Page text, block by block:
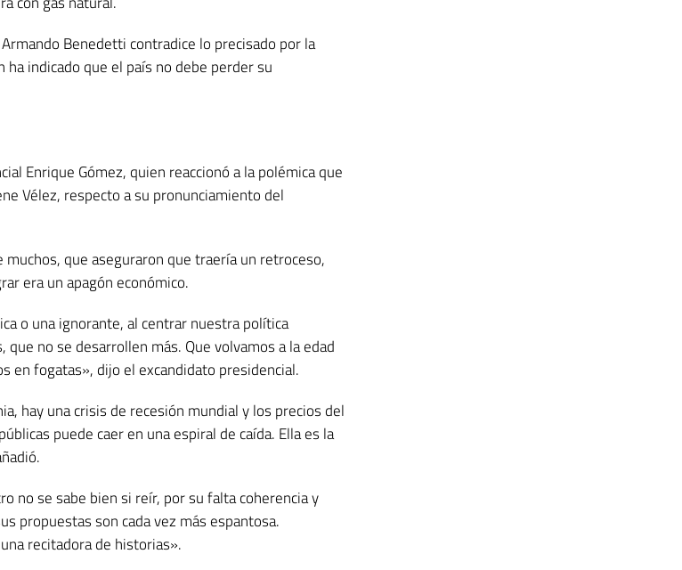
Benedetti contradice lo precisado por la
indicado que el país no debe perder su
Enrique Gómez, quien reaccionó a la polémica que
Vélez, respecto a su pronunciamiento del
que aseguraron que traería un retroceso,
era un apagón económico.
o una ignorante, al centrar nuestra política
no se desarrollen más. Que volvamos a la edad
en fogatas», dijo el excandidato presidencial.
hay una crisis de recesión mundial y los precios del
puede caer en una espiral de caída. Ella es la
no se sabe bien si reír, por su falta coherencia y
propuestas son cada vez más espantosa.
recitadora de historias».